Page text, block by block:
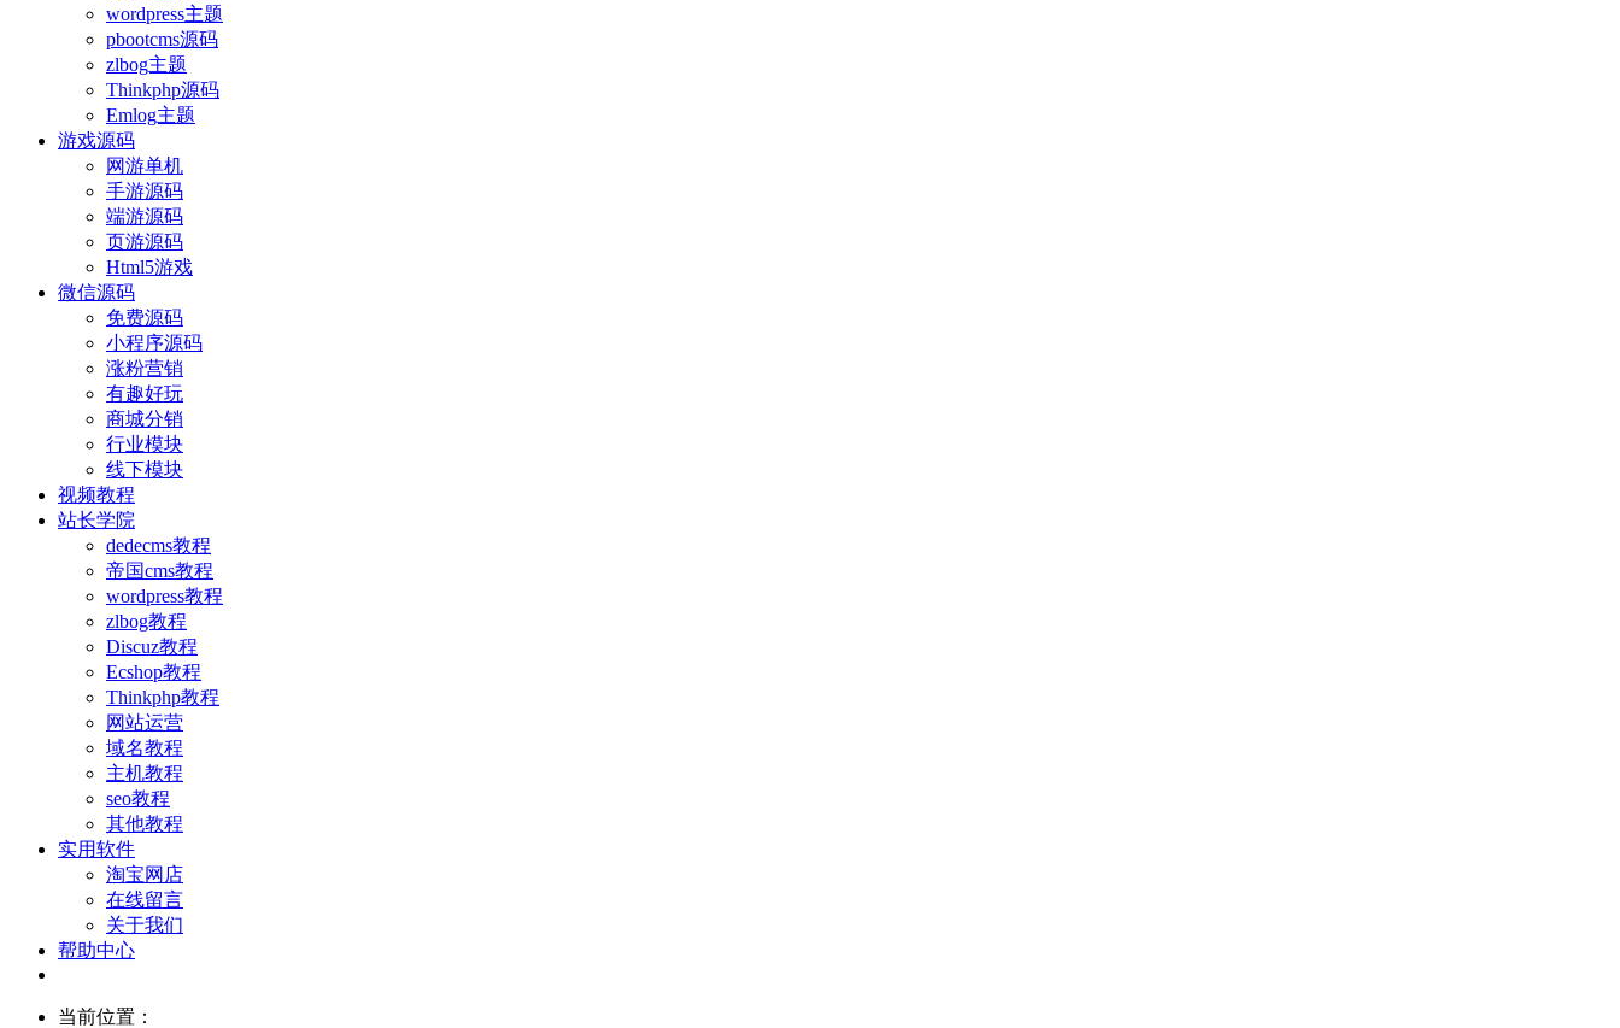
wordpress主题
pbootcms源码
zlbog主题
Thinkphp源码
Emlog主题
游戏源码
网游单机
手游源码
端游源码
页游源码
Html5游戏
微信源码
免费源码
小程序源码
涨粉营销
有趣好玩
商城分销
行业模块
线下模块
视频教程
站长学院
dedecms教程
帝国cms教程
wordpress教程
zlbog教程
Discuz教程
Ecshop教程
Thinkphp教程
网站运营
域名教程
主机教程
seo教程
其他教程
实用软件
淘宝网店
在线留言
关于我们
帮助中心
当前位置：